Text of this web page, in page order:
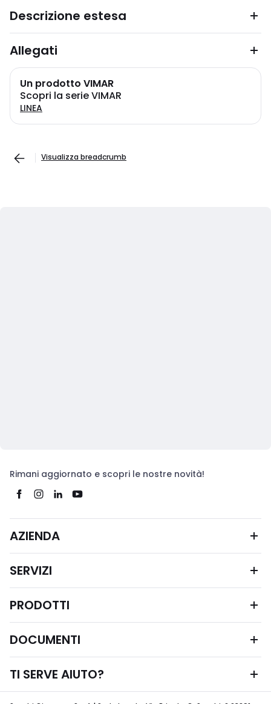
Descrizione estesa
Allegati
Un prodotto VIMAR
Scopri la serie VIMAR
LINEA
Visualizza breadcrumb
Rimani aggiornato e scopri le nostre novità!
AZIENDA
SERVIZI
PRODOTTI
DOCUMENTI
TI SERVE AIUTO?